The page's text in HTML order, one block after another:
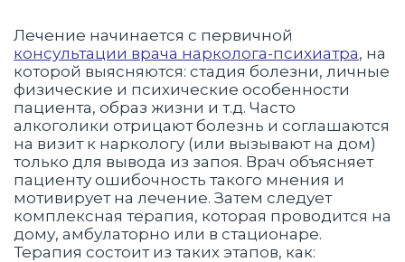
Лечение начинается с первичной
консультации врача нарколога-психиатра, на
которой выясняются: стадия болезни, личные
физические и психические особенности
пациента, образ жизни и т.д. Часто
алкоголики отрицают болезнь и соглашаются
на визит к наркологу (или вызывают на дом)
только для вывода из запоя. Врач объясняет
пациенту ошибочность такого мнения и
мотивирует на лечение. Затем следует
комплексная терапия, которая проводится на
дому, амбулаторно или в стационаре.
Терапия состоит из таких этапов, как: